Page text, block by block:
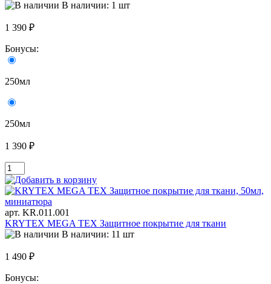
В наличии: 1 шт
1 390 ₽
Бонусы:
250мл
250мл
1 390 ₽
арт. KR.011.001
KRYTEX MEGA TEX Защитное покрытие для ткани
В наличии: 11 шт
1 490 ₽
Бонусы: